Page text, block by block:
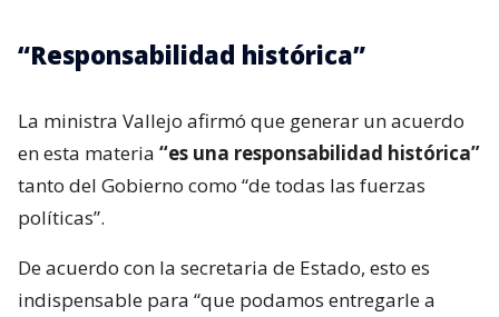
“Responsabilidad histórica”
La ministra Vallejo afirmó que generar un acuerdo
en esta materia “es una responsabilidad histórica”
tanto del Gobierno como “de todas las fuerzas
políticas”.
De acuerdo con la secretaria de Estado, esto es
indispensable para “que podamos entregarle a